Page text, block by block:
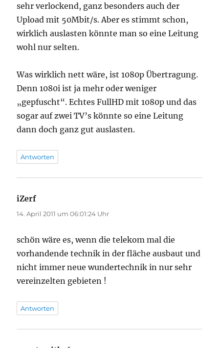
sehr verlockend, ganz besonders auch der
Upload mit 50Mbit/s. Aber es stimmt schon,
wirklich auslasten könnte man so eine Leitung
wohl nur selten.
Was wirklich nett wäre, ist 1080p Übertragung.
Denn 1080i ist ja mehr oder weniger
„gepfuscht“. Echtes FullHD mit 1080p und das
sogar auf zwei TV’s könnte so eine Leitung
dann doch ganz gut auslasten.
Antworten
iZerf
14. April 2011 um 06:01:24 Uhr
schön wäre es, wenn die telekom mal die
vorhandende technik in der fläche ausbaut und
nicht immer neue wundertechnik in nur sehr
vereinzelten gebieten !
Antworten